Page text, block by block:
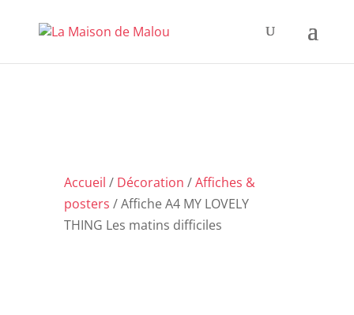
Accueil / Décoration /Affiches &
posters / Affiche A4 MY LOVELY
THING Les matins difficiles